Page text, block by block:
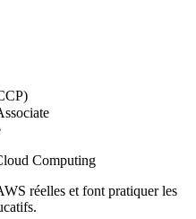
Computing
réelles et font pratiquer les